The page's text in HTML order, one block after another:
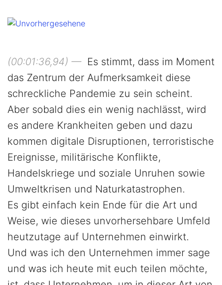
(00:01:36,94) —Es stimmt, dass im Moment
das Zentrum der Aufmerksamkeit diese
schreckliche Pandemie zu sein scheint.
Aber sobald dies ein wenig nachlässt, wird
es andere Krankheiten geben und dazu
kommen digitale Disruptionen, terroristische
Ereignisse, militärische Konflikte,
Handelskriege und soziale Unruhen sowie
Umweltkrisen und Naturkatastrophen.
Es gibt einfach kein Ende für die Art und
Weise, wie dieses unvorhersehbare Umfeld
heutzutage auf Unternehmen einwirkt.
Und was ich den Unternehmen immer sage
und was ich heute mit euch teilen möchte,